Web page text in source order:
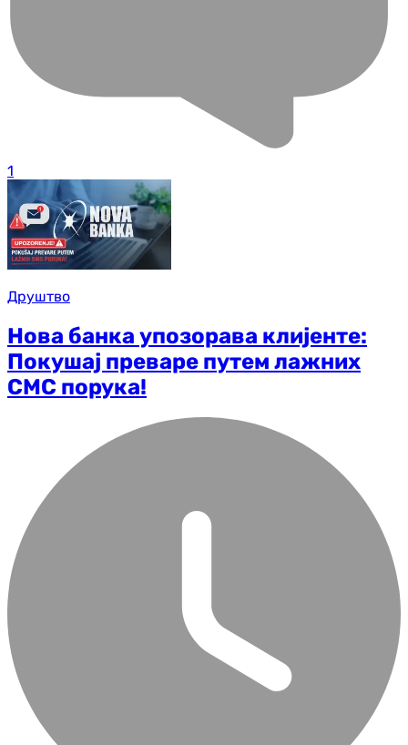
1
Друштво
Нова банка упозорава клијенте:
Покушај преваре путем лажних
СМС порука!